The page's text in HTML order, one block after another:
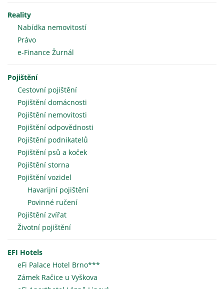
Reality
Nabídka nemovitostí
Právo
e-Finance Žurnál
Pojištění
Cestovní pojištění
Pojištění domácnosti
Pojištění nemovitosti
Pojištění odpovědnosti
Pojištění podnikatelů
Pojištění psů a koček
Pojištění storna
Pojištění vozidel
Havarijní pojištění
Povinné ručení
Pojištění zvířat
Životní pojištění
EFI Hotels
eFi Palace Hotel Brno***
Zámek Račice u Vyškova